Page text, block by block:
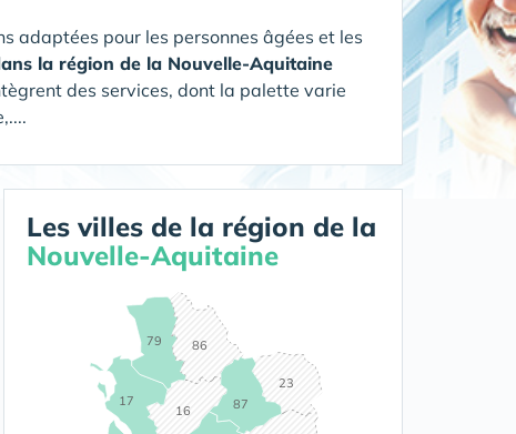
adaptées pour les personnes âgées et les
la région de la Nouvelle-Aquitaine
des services, dont la palette varie
Les villes de la région de la
Nouvelle-Aquitaine
16
17
23
79 86
87